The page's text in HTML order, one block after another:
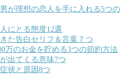
が理想の恋人を手に入れる5つの
にとる態度12選
た告白セリフ＆言葉７つ
万のお金を貯める3つの節約方法
出てくる意味7つ
状と原因8つ